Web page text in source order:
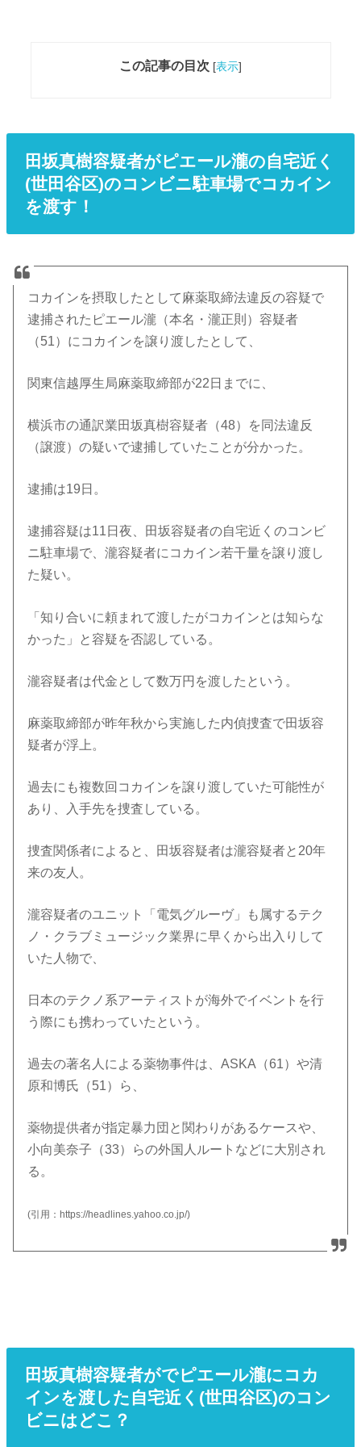
この記事の目次 [表示]
田坂真樹容疑者がピエール瀧の自宅近く
(世田谷区)のコンビニ駐車場でコカイン
を渡す！
コカインを摂取したとして麻薬取締法違反の容疑で
逮捕されたピエール瀧（本名・瀧正則）容疑者
（51）にコカインを譲り渡したとして、
関東信越厚生局麻薬取締部が22日までに、
横浜市の通訳業田坂真樹容疑者（48）を同法違反
（譲渡）の疑いで逮捕していたことが分かった。
逮捕は19日。
逮捕容疑は11日夜、田坂容疑者の自宅近くのコンビ
ニ駐車場で、瀧容疑者にコカイン若干量を譲り渡し
た疑い。
「知り合いに頼まれて渡したがコカインとは知らな
かった」と容疑を否認している。
瀧容疑者は代金として数万円を渡したという。
麻薬取締部が昨年秋から実施した内偵捜査で田坂容
疑者が浮上。
過去にも複数回コカインを譲り渡していた可能性が
あり、入手先を捜査している。
捜査関係者によると、田坂容疑者は瀧容疑者と20年
来の友人。
瀧容疑者のユニット「電気グルーヴ」も属するテク
ノ・クラブミュージック業界に早くから出入りして
いた人物で、
日本のテクノ系アーティストが海外でイベントを行
う際にも携わっていたという。
過去の著名人による薬物事件は、ASKA（61）や清
原和博氏（51）ら、
薬物提供者が指定暴力団と関わりがあるケースや、
小向美奈子（33）らの外国人ルートなどに大別され
る。
(引用：https://headlines.yahoo.co.jp/)
田坂真樹容疑者がでピエール瀧にコカ
インを渡した自宅近く(世田谷区)のコン
ビニはどこ？